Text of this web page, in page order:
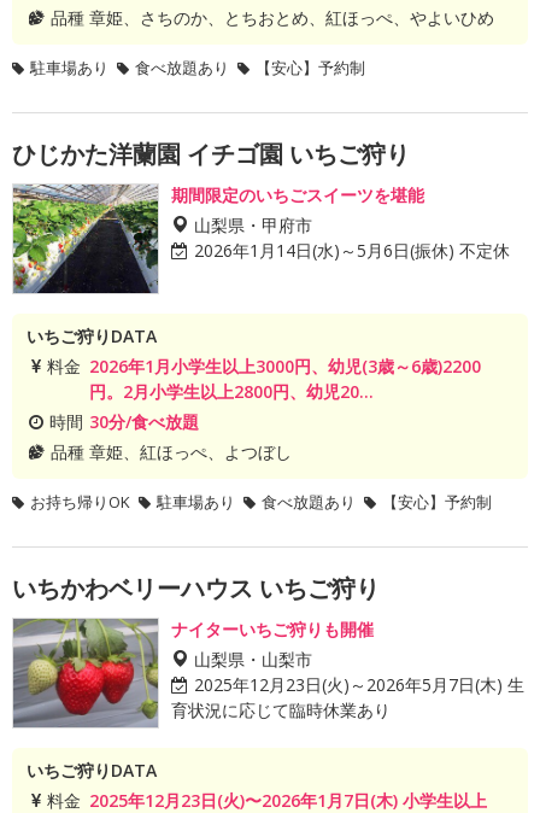
品種 章姫、さちのか、とちおとめ、紅ほっぺ、やよいひめ
駐車場あり 食べ放題あり 【安心】予約制
ひじかた洋蘭園 イチゴ園 いちご狩り
期間限定のいちごスイーツを堪能
山梨県・甲府市
2026年1月14日(水)～5月6日(振休) 不定休
いちご狩りDATA
料金 2026年1月小学生以上3000円、幼児(3歳～6歳)2200
円。2月小学生以上2800円、幼児20...
時間 30分/食べ放題
品種 章姫、紅ほっぺ、よつぼし
お持ち帰りOK 駐車場あり 食べ放題あり 【安心】予約制
いちかわベリーハウス いちご狩り
ナイターいちご狩りも開催
山梨県・山梨市
2025年12月23日(火)～2026年5月7日(木) 生
育状況に応じて臨時休業あり
いちご狩りDATA
料金 2025年12月23日(火)〜2026年1月7日(木) 小学生以上